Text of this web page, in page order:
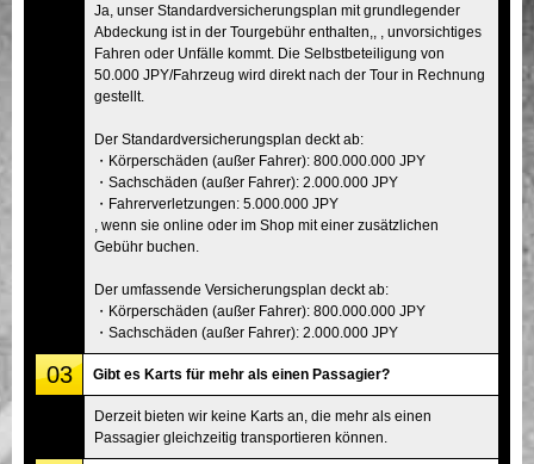
Ja, unser Standardversicherungsplan mit grundlegender
Abdeckung ist in der Tourgebühr enthalten,, , unvorsichtiges
Fahren oder Unfälle kommt. Die Selbstbeteiligung von
50.000 JPY/Fahrzeug wird direkt nach der Tour in Rechnung
gestellt.
Der Standardversicherungsplan deckt ab:
・Körperschäden (außer Fahrer): 800.000.000 JPY
・Sachschäden (außer Fahrer): 2.000.000 JPY
・Fahrerverletzungen: 5.000.000 JPY
, wenn sie online oder im Shop mit einer zusätzlichen
Gebühr buchen.
Der umfassende Versicherungsplan deckt ab:
・Körperschäden (außer Fahrer): 800.000.000 JPY
・Sachschäden (außer Fahrer): 2.000.000 JPY
03 Gibt es Karts für mehr als einen Passagier?
Derzeit bieten wir keine Karts an, die mehr als einen
Passagier gleichzeitig transportieren können.